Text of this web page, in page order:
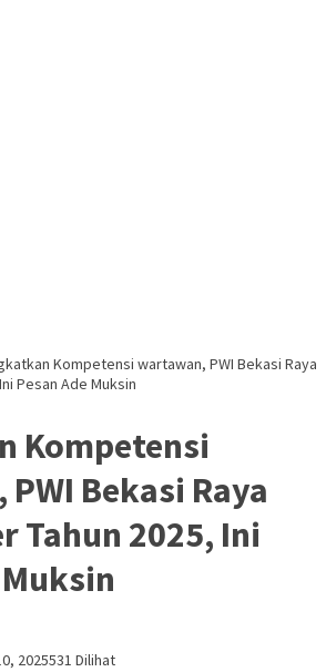
Kompetensi wartawan, PWI Bekasi Raya
Pesan Ade Muksin
Kompetensi
Bekasi Raya
Tahun 2025, Ini
2025531 Dilihat